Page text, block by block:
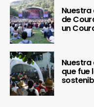
de
un
Nuestra
que fue